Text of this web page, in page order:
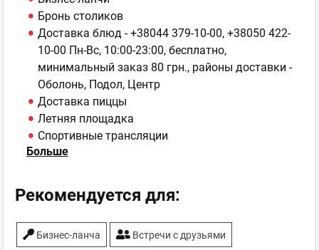
Бронь столиков
Доставка блюд -+38044 379-10-00, +38050 422-
10-00 Пн-Вс, 10:00-23:00, бесплатно,
минимальный заказ 80 грн., районы доставки -
Оболонь, Подол, Центр
Доставка пиццы
Летняя площадка
Спортивные трансляции
ТВ-плазмы
Больше
Рекомендуется для:
Бизнес-ланча Встречи с друзьями